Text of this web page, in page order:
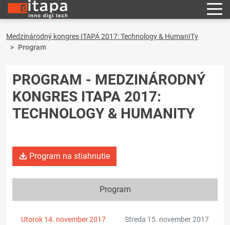
Medzinárodný kongres ITAPA 2017: Technology & HumanITy
Program
PROGRAM - MEDZINÁRODNÝ
KONGRES ITAPA 2017:
TECHNOLOGY & HUMANITY
Program na stiahnutie
Program
Utorok 14. november 2017 Streda 15. november 2017